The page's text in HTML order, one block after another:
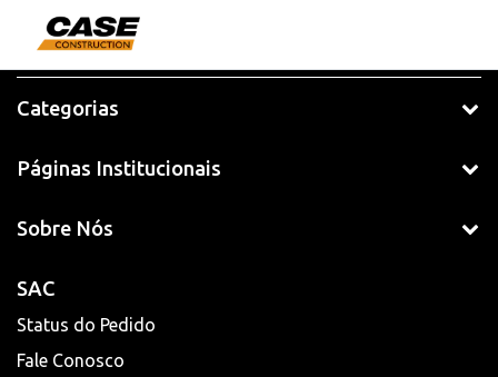
Categorias
Páginas Institucionais
Sobre Nós
SAC
Status do Pedido
Fale Conosco